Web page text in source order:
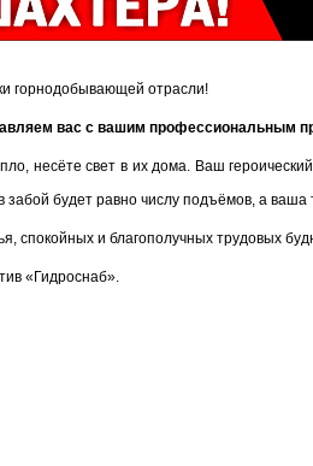
гор­но­до­бы­ва­ю­щей от­рас­ли!
вас с вашим про­фес­си­о­наль­ным
несё­те свет в их дома. Ваш
в забой будет равно числу подъ­ёмов, а
спо­кой­ных и бла­го­по­луч­ных тру­до­вых
«Гид­ро­снаб».